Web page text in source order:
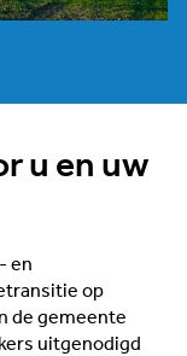
u en uw
en
op
de gemeente
uitgenodigd